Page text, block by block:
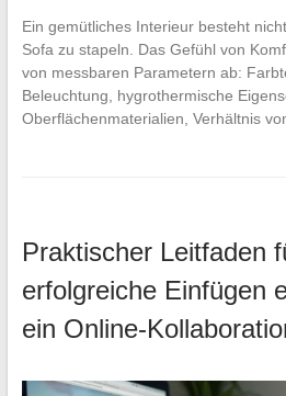
Ein gemütliches Interieur besteht
Sofa zu stapeln. Das Gefühl von
von messbaren Parametern ab:
Beleuchtung, hygrothermische
Oberflächenmaterialien, Verhältnis
Praktischer Leitfaden
erfolgreiche Einfügen
ein Online-